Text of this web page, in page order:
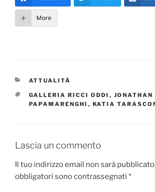
More
CATEGORIE
ATTUALITÀ
TAG
GALLERIA RICCI ODDI , JONATHAN
PAPAMARENGHI , KATIA
Lascia un commento
Il tuo indirizzo email non sarà
obbligatori sono contrassegnati *